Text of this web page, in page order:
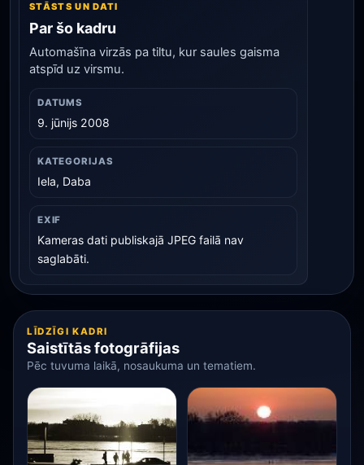
STĀSTS UN DATI
Par šo kadru
Automašīna virzās pa tiltu, kur saules gaisma
atspīd uz virsmu.
DATUMS
9. jūnijs 2008
KATEGORIJAS
Iela, Daba
EXIF
Kameras dati publiskajā JPEG failā nav
saglabāti.
LĪDZĪGI KADRI
Saistītās fotogrāfijas
Pēc tuvuma laikā, nosaukuma un tematiem.